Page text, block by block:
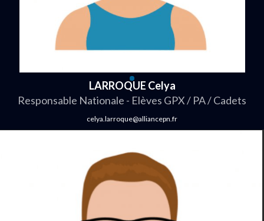
LARROQUE Celya
Responsable Nationale - Elèves GPX / PA / Cadets
celya.larroque@alliancepn.fr